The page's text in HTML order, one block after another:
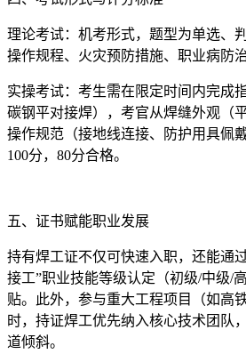
理论考试：机考形式，题型为单选、
操作规程、火灾预防措施、职业病防
实操考试：考生需在限定时间内完成
碳钢平对接焊），考官从焊缝外观（
操作规范（接地线连接、防护用具佩
100分，80分合格。
五、证书赋能职业发展
持有焊工证不仅可快速入职，还能通
接工”职业技能等级认定（初级/中级/
贴。此外，参与重大工程项目（如高
时，持证焊工优先纳入核心技术团队
道倾斜。